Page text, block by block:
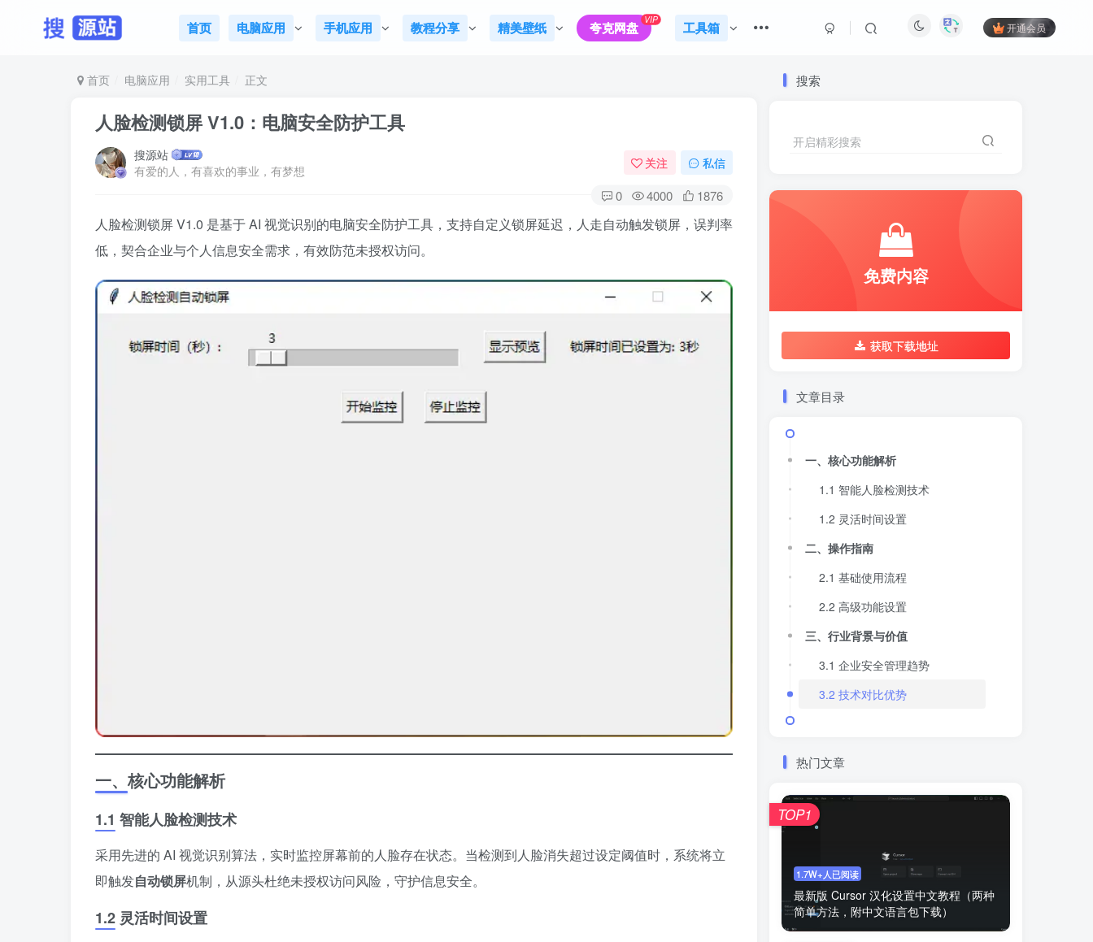
首页 电脑应用 手机应用 教程分享 精美壁纸 夸克网盘 VIP 工具箱 开通会员
首页 电脑应用 实用工具 正文
人脸检测锁屏 V1.0：电脑安全防护工具
搜源站
有爱的人，有喜欢的事业，有梦想
关注 私信
0 4000 1876
人脸检测锁屏 V1.0 是基于 AI 视觉识别的电脑安全防护工具，支持自定义锁屏延迟，人走自动触发锁屏，误判率
低，契合企业与个人信息安全需求，有效防范未授权访问。
一、核心功能解析
1.1 智能人脸检测技术
采用先进的 AI 视觉识别算法，实时监控屏幕前的人脸存在状态。当检测到人脸消失超过设定阈值时，系统将立
即触发自动锁屏机制，从源头杜绝未授权访问风险，守护信息安全。
1.2 灵活时间设置
搜索
开启精彩搜索
免费内容
获取下载地址
文章目录
一、核心功能解析
1.1 智能人脸检测技术
1.2 灵活时间设置
二、操作指南
2.1 基础使用流程
2.2 高级功能设置
三、行业背景与价值
3.1 企业安全管理趋势
3.2 技术对比优势
热门文章
1.7W+人已阅读
最新版 Cursor 汉化设置中文教程（两种
简单方法，附中文语言包下载）
TOP1